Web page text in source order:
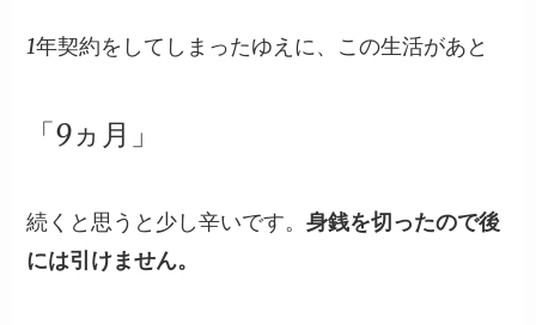
1年契約をしてしまったゆえに、この生活があと
「9ヵ月」
続くと思うと少し辛いです。身銭を切ったので後
には引けません。